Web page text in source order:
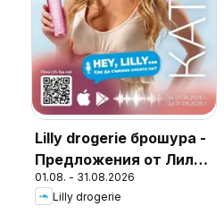
Lilly drogerie брошура -
Предложения от Лили
Дрогерие
01.08. - 31.08.2026
Lilly drogerie